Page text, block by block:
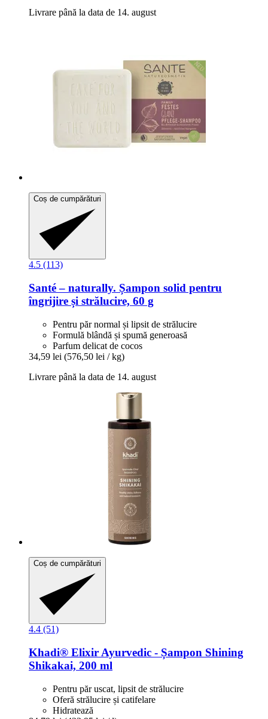
Livrare până la data de 14. august
Coș de cumpărături
4.5 (113)
Santé – naturally. Șampon solid pentru
îngrijire și strălucire, 60 g
Pentru păr normal și lipsit de strălucire
Formulă blândă și spumă generoasă
Parfum delicat de cocos
34,59 lei (576,50 lei / kg)
Livrare până la data de 14. august
Coș de cumpărături
4.4 (51)
Khadi® Elixir Ayurvedic -​ Șampon Shining
Shikakai, 200 ml
Pentru păr uscat, lipsit de strălucire
Oferă strălucire și catifelare
Hidratează